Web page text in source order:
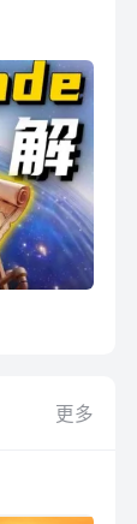
更多